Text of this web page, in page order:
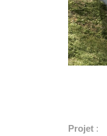
Projet :